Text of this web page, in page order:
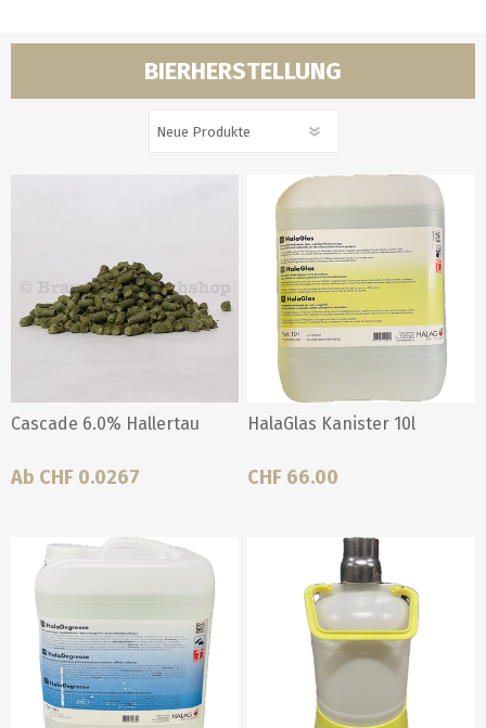
BIERHERSTELLUNG
Cascade 6.0% Hallertau
Ab CHF 0.0267
HalaGlas Kanister 10l
CHF 66.00